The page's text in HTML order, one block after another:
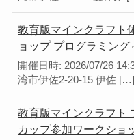
教育版マインクラフト
ョップ プログラミン
開催日時: 2026/07/26
湾市伊佐2-20-15 伊佐 […]
教育版マインクラフト
カップ参加ワークショ